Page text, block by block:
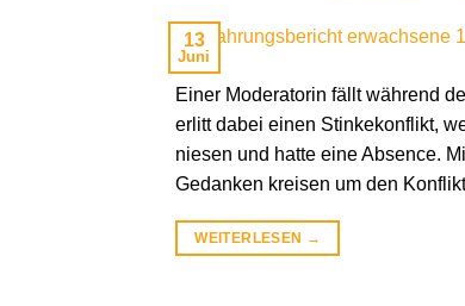
13
Juni
Einer Moderatorin fällt während
erlitt dabei einen Stinkekonflikt,
niesen und hatte eine Absence.
Gedanken kreisen um den
WEITERLESEN →